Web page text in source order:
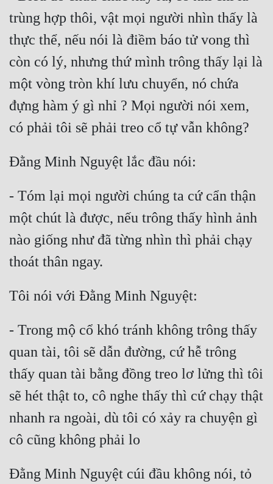
trùng hợp thôi, vật mọi người nhìn thấy là
thực thể, nếu nói là điềm báo tử vong thì
còn có lý, nhưng thứ mình trông thấy lại là
một vòng tròn khí lưu chuyển, nó chứa
đựng hàm ý gì nhỉ ? Mọi người nói xem,
- Tóm lại mọi người chúng ta cứ cẩn thận
một chút là được, nếu trông thấy hình ảnh
nào giống như đã từng nhìn thì phải chạy
- Trong mộ cổ khó tránh không trông thấy
quan tài, tôi sẽ dẫn đường, cứ hễ trông
thấy quan tài bằng đồng treo lơ lửng thì tôi
sẽ hét thật to, cô nghe thấy thì cứ chạy thật
nhanh ra ngoài, dù tôi có xảy ra chuyện gì
Đằng Minh Nguyệt cúi đầu không nói, tỏ